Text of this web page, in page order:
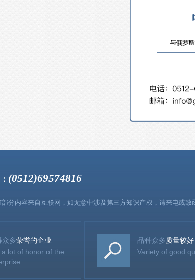
(0512)69574816
分内容来自互联网，如无意中涉及第三方知识产权，请来电或致
众多荣誉的企业
a lot of honor of the
品种众多 质量较好
Variety of good